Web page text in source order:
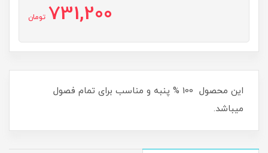
731,200 تومان
این محصول 100 % پنبه و مناسب برای تمام فصول
میباشد.